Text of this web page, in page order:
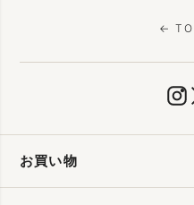
←
お買い物